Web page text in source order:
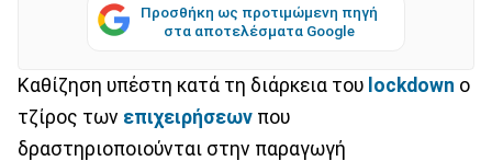
Προσθήκη ως προτιμώμενη πηγή
στα αποτελέσματα Google
Καθίζηση υπέστη κατά τη διάρκεια του lockdown ο
τζίρος των επιχειρήσεων που
δραστηριοποιούνται στην παραγωγή